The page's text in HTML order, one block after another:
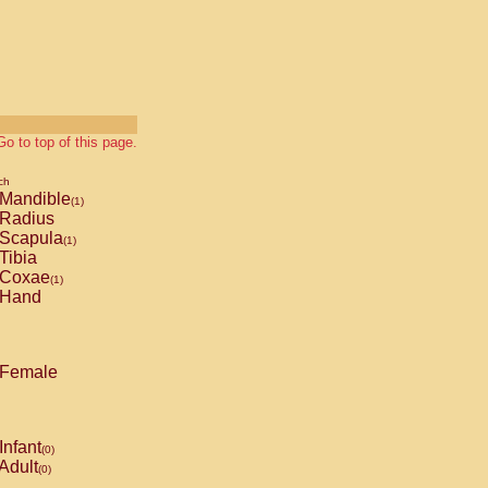
to top of this page.
Mandible(1)
Radius
Scapula(1)
Tibia
Coxae(1)
Hand
Female
Infant(0)
(0)